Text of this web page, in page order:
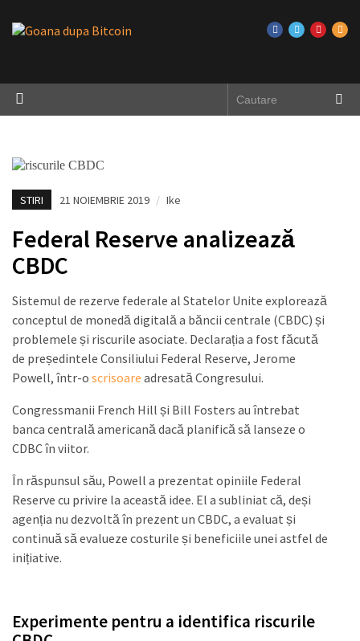
STIRI 21 NOIEMBRIE 2019 / Ike
Federal Reserve analizează
CBDC
Sistemul de rezerve federale al Statelor Unite explorează
conceptul de monedă digitală a băncii centrale (CBDC) și
problemele și riscurile asociate. Declarația a fost făcută
de președintele Consiliului Federal Reserve, Jerome
Powell, într-o scrisoare adresată Congresului.
Congressmanii French Hill și Bill Fosters au întrebat
banca centrală americană dacă planifică să lanseze o
CDBC în viitor.
În răspunsul său, Powell a prezentat opiniile Federal
Reserve cu privire la această idee. El a subliniat că, deși
agenția nu dezvoltă în prezent un CBDC, a evaluat și
continuă să evalueze costurile și beneficiile unei astfel de
inițiative.
Experimente pentru a identifica riscurile